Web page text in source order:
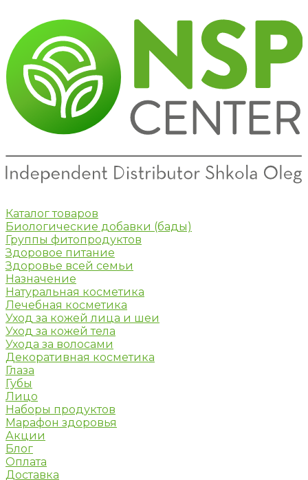
Каталог товаров
Биологические добавки (бады)
Группы фитопродуктов
Здоровое питание
Здоровье всей семьи
Назначение
Натуральная косметика
Лечебная косметика
Уход за кожей лица и шеи
Уход за кожей тела
Ухода за волосами
Декоративная косметика
Глаза
Губы
Лицо
Наборы продуктов
Марафон здоровья
Акции
Блог
Оплата
Доставка